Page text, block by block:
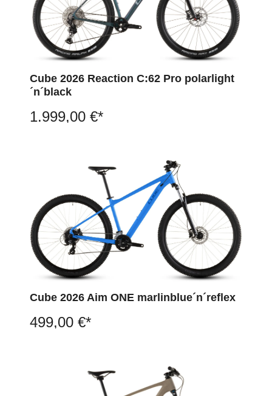
Cube 2026 Reaction C:62 Pro polarlight
´n´black
1.999,00 €*
Cube 2026 Aim ONE marlinblue´n´reflex
499,00 €*